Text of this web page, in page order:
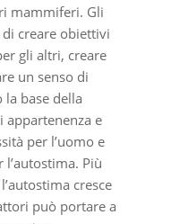
mammiferi. Gli
creare obiettivi
gli altri, creare
un senso di
la base della
appartenenza e
per l’uomo e
Più
cresce
può portare a